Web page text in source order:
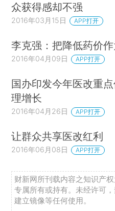
众获得感却不强
2016年03月15日 APP打开
李克强：把降低药价
2016年04月09日 APP打开
国办印发今年医改重
理增长
2016年04月26日 APP打开
让群众共享医改红利
2016年06月08日 APP打开
财新网所刊载内容之知识产
专属所有或持有。未经许可
建立镜像等任何使用。